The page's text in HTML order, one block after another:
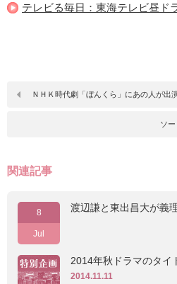
テレビる毎日：東海テレビ昼ド
ＮＨＫ時代劇「ぼんくら」にあの人が出
ソ
関連記事
8
Jul
渡辺謙と東出昌大が義
2014年秋ドラマのタイ
2014.11.11